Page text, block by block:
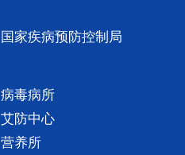
国家疾病预防控制局
病毒病所
艾防中心
营养所